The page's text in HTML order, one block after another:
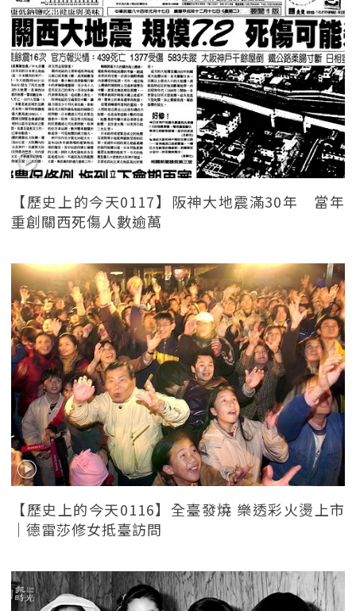
【歷史上的今天0117】阪神大地震滿30年 當年
重創關西死傷人數逾萬
【歷史上的今天0116】全臺發燒 樂透彩火燙上市
｜德雷莎修女抵臺訪問